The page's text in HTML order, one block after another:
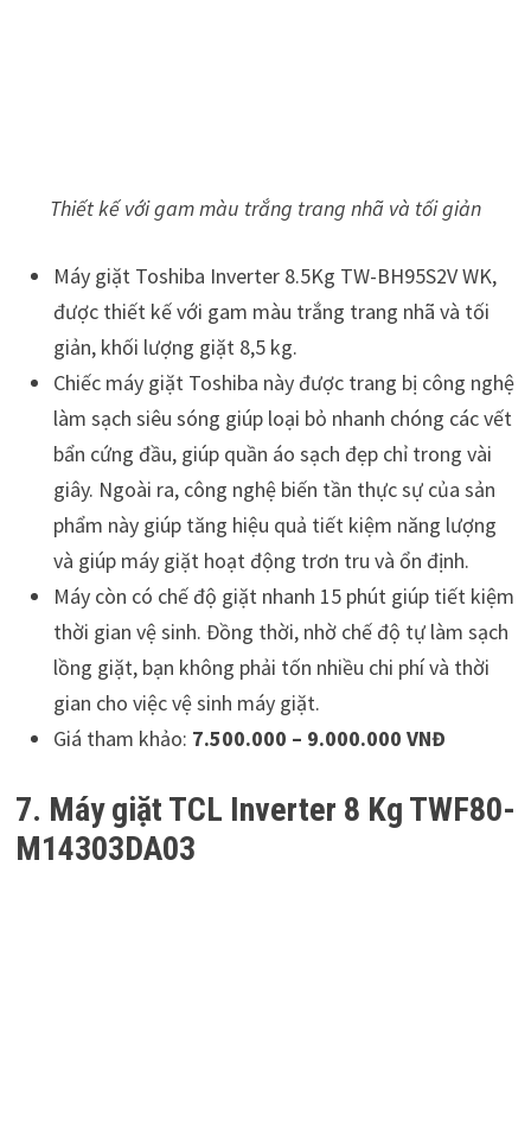
Thiết kế với gam màu trắng trang nhã và tối giản
Máy giặt Toshiba Inverter 8.5Kg TW-BH95S2V WK,
được thiết kế với gam màu trắng trang nhã và tối
giản, khối lượng giặt 8,5 kg.
Chiếc máy giặt Toshiba này được trang bị công nghệ
làm sạch siêu sóng giúp loại bỏ nhanh chóng các vết
bẩn cứng đầu, giúp quần áo sạch đẹp chỉ trong vài
giây. Ngoài ra, công nghệ biến tần thực sự của sản
phẩm này giúp tăng hiệu quả tiết kiệm năng lượng
và giúp máy giặt hoạt động trơn tru và ổn định.
Máy còn có chế độ giặt nhanh 15 phút giúp tiết kiệm
thời gian vệ sinh. Đồng thời, nhờ chế độ tự làm sạch
lồng giặt, bạn không phải tốn nhiều chi phí và thời
gian cho việc vệ sinh máy giặt.
Giá tham khảo: 7.500.000 – 9.000.000 VNĐ
7. Máy giặt TCL Inverter 8 Kg TWF80-
M14303DA03